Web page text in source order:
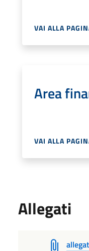
VAI ALLA
Area
VAI ALLA
Allegati